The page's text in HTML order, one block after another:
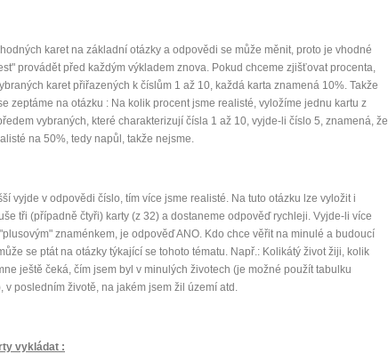
karet na základní otázky a odpovědi se může měnit, proto je vhodné
provádět před každým výkladem znova. Pokud chceme zjišťovat procenta,
karet přiřazených k číslům 1 až 10, každá karta znamená 10%. Takže
zeptáme na otázku : Na kolik procent jsme realisté, vyložíme jednu kartu z
vybraných, které charakterizují čísla 1 až 10, vyjde-li číslo 5, znamená, že
na 50%, tedy napůl, takže nejsme.
vyjde v odpovědi číslo, tím více jsme realisté. Na tuto otázku lze vyložit i
tři (případně čtyři) karty (z 32) a dostaneme odpověď rychleji. Vyjde-li více
znaménkem, je odpověď ANO. Kdo chce věřit na minulé a budoucí
se ptát na otázky týkající se tohoto tématu. Např.: Kolikátý život žiji, kolik
ještě čeká, čím jsem byl v minulých životech (je možné použít tabulku
v posledním životě, na jakém jsem žil území atd.
vykládat :